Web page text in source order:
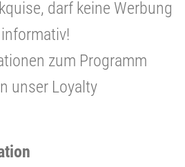
darf keine Werbung
zum Programm
unser Loyalty